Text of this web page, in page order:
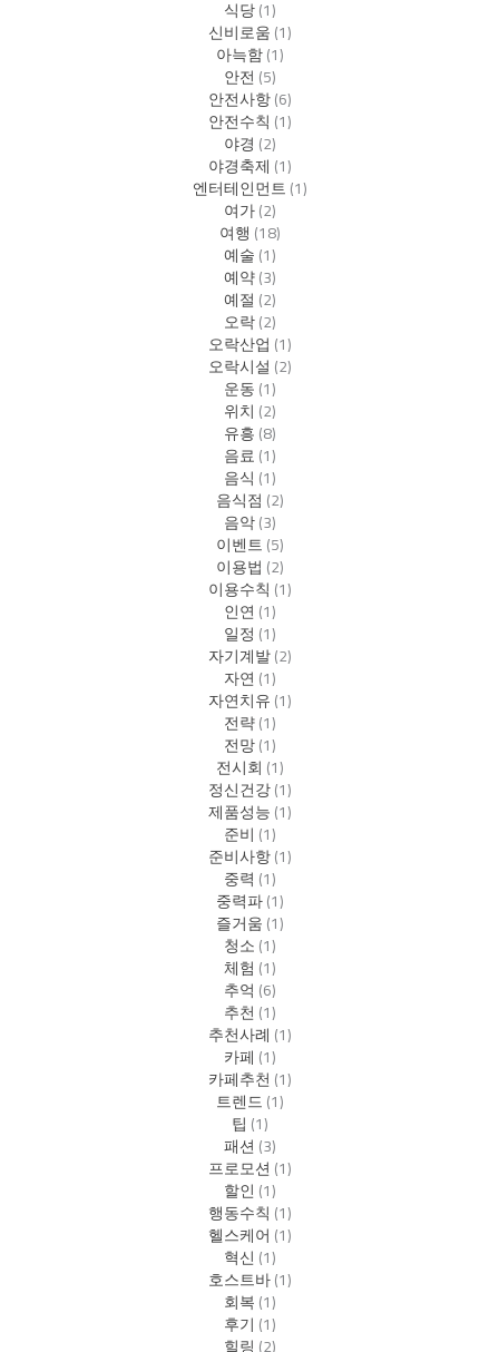
식당(1)
신비로움(1)
아늑함(1)
안전(5)
안전사항(6)
안전수칙 (1)
야경 (2)
야경축제 (1)
엔터테인먼트(1)
여가(2)
여행 (18)
예술(1)
예약(3)
예절 (2)
오락(2)
오락산업 (1)
오락시설 (2)
운동(1)
위치 (2)
유흥(8)
음료(1)
음식 (1)
음식점 (2)
음악(3)
이벤트(5)
이용법 (2)
이용수칙 (1)
인연(1)
일정 (1)
자기계발(2)
자연(1)
자연치유(1)
전략(1)
전망(1)
전시회 (1)
정신건강(1)
제품성능(1)
준비 (1)
준비사항(1)
중력 (1)
중력파(1)
즐거움(1)
청소(1)
체험 (1)
추억 (6)
추천(1)
추천사례 (1)
카페 (1)
카페추천(1)
트렌드(1)
팁 (1)
패션(3)
프로모션(1)
할인(1)
행동수칙 (1)
헬스케어 (1)
혁신(1)
호스트바(1)
회복(1)
후기 (1)